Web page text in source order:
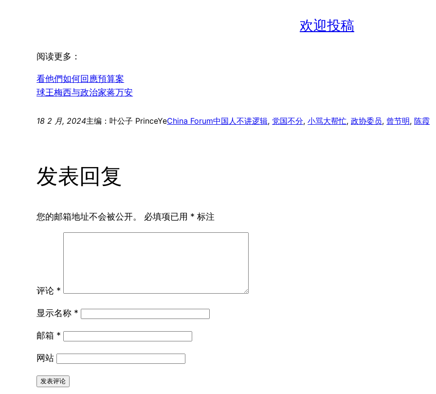
欢迎投稿
阅读更多：
看他們如何回應預算案
球王梅西与政治家蒋万安
18 2 月, 2024主编：叶公子 PrinceYeChina Forum中国人不讲逻辑, 党国不分, 小骂大帮忙, 政协委员, 曾节明, 陈霞
发表回复
您的邮箱地址不会被公开。 必填项已用 * 标注
评论 *
显示名称 *
邮箱 *
网站